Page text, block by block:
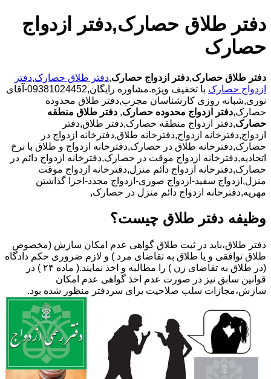
دفتر طلاق حصارک,دفتر ازدواج
حصارک
دفتر طلاق حصارک,دفتر ازدواج حصارک,دفتر طلاق حصارک,دفتر
ازدواج حصارک
با تخفیف ویژه.مشاوره رایگان,09381024452-آقای
نوری,شبانه روزی کارشناسان مجرب,دفتر طلاق محدوده
حصارک,دفتر ازدواج محدوده حصارک, دفتر طلاق منطقه
حصارک,دفتر ازدواج منطقه حصارک,دفتر طلاق,دفتر
ازدواج,دفترخانه ازدواج,دفترخانه طلاق,دفترخانه ازدواج در
حصارک,دفترخانه طلاق در حصارک,دفترخانه ازدواج و طلاق با نرخ
اتحادیه,دفترخانه ازدواج موقت در حصارک,دفترخانه ازدواج دائم در
حصارک,دفترخانه ازدواج دائم منزل,دفترخانه ازدواج موقت
منزل,ازدواج سفید-ازدواج صوری-ازدواج مجدد-اجرا گذاشتن
مهریه,دفترخانه ازدواج دائم منزل در حصارک,
وظیفه دفتر طلاق چیست؟
دفتر طلاق،باید در ثبت طلاق گواهی عدم امکان سازش (مخصوص
طلاق توافقی و یا طلاق به تقاضای مرد ) و لازم ضروری حکم دادگاه
(در طلاق به تقاضای زن ) را مطالبه و اخذ نمایند.( ماده ۲۴ ) در
قوانین سابق نیز در صورت عدم اخذ گواهی عدم امکان
سازش،مجازات سلب صلاحیت برای سردفتر منظور شده بود.